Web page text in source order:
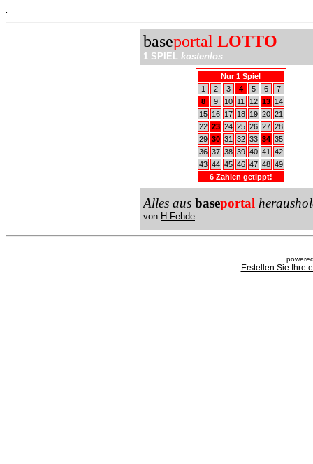
baseportal LOTTO
1 SPIEL kostenlos
Nur 1 Spiel
1
2 3 4 5 6
7
8
9 10 11 12 13
14
15
16 17 18 19 20 21
22 23 24 25 26 27 28
29 30 31 32 33 34 35
36 37 38 39 40 41
42
43 44 45 46 47 48 49
6 Zahlen getippt!
Alles aus baseportal
von H.Fehde
Erstellen Sie Ihre